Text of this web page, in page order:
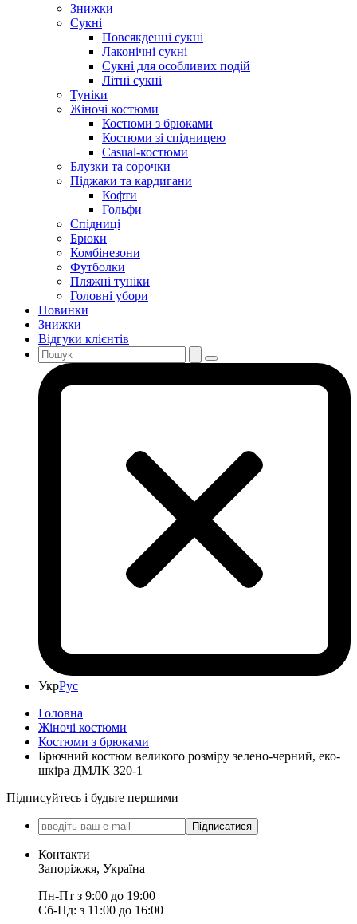
Знижки
Сукні
Повсякденні сукні
Лаконічні сукні
Сукні для особливих подій
Літні сукні
Туніки
Жіночі костюми
Костюми з брюками
Костюми зі спідницею
Casual-костюми
Блузки та сорочки
Піджаки та кардигани
Кофти
Гольфи
Спідниці
Брюки
Комбінезони
Футболки
Пляжні туніки
Головні убори
Новинки
Знижки
Відгуки клієнтів
УкрРус
Головна
Жіночі костюми
Костюми з брюками
Брючний костюм великого розміру зелено-черний, еко-
шкіра ДМЛК 320-1
Підписуйтесь і будьте першими
Підписатися
Контакти
Запоріжжя, Україна
Пн-Пт з 9:00 до 19:00
Сб-Нд: з 11:00 до 16:00